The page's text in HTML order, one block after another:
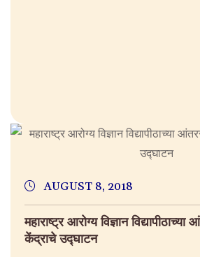
AUGUST 8, 2018
महाराष्ट्र आरोग्य विज्ञान
केंद्राचे उद्घाटन